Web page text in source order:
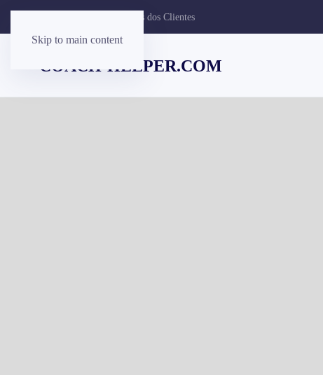
Skip to main content
Comentários dos Clientes